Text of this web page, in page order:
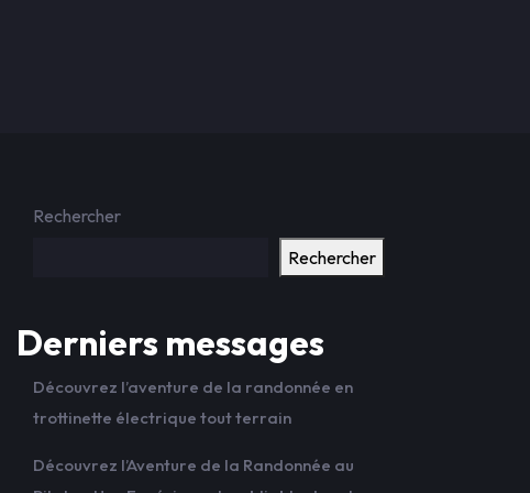
Rechercher
Rechercher
Derniers messages
Découvrez l’aventure de la randonnée en
trottinette électrique tout terrain
Découvrez l’Aventure de la Randonnée au